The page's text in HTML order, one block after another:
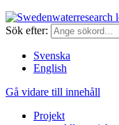
Sök efter:
Svenska
English
Gå vidare till innehåll
Projekt